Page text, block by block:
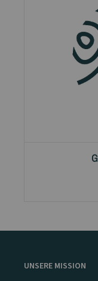
UNSERE MISSION